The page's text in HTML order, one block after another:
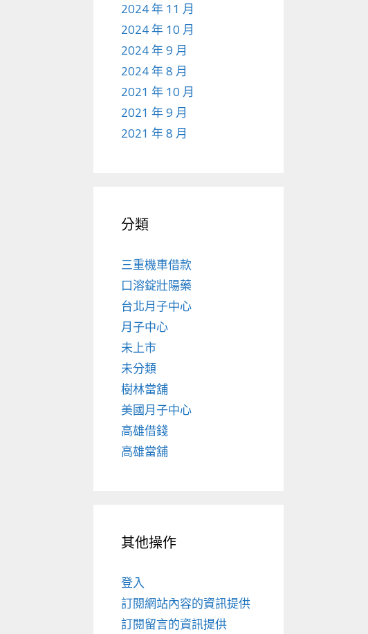
2024 年 11 月
2024 年 10 月
2024 年 9 月
2024 年 8 月
2021 年 10 月
2021 年 9 月
2021 年 8 月
分類
三重機車借款
口溶錠壯陽藥
台北月子中心
月子中心
未上市
未分類
樹林當舖
美國月子中心
高雄借錢
高雄當舖
其他操作
登入
訂閱網站內容的資訊提供
訂閱留言的資訊提供